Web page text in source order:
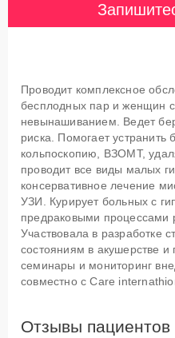
Проводит комплексное
бесплодных пар и женщин
невынашиванием. Ведет
риска. Помогает устранить
кольпоскопию, ВЗОМТ,
проводит все виды малых
консервативное лечение
УЗИ. Курирует больных с
предраковыми процессами
Участвовала в разработке
состояниям в акушерстве и
семинары и мониторинг
совместно с Care
Отзывы